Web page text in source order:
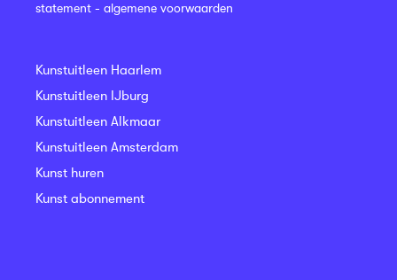
statement - algemene voorwaarden
Kunstuitleen Haarlem
Kunstuitleen IJburg
Kunstuitleen Alkmaar
Kunstuitleen Amsterdam
Kunst huren
Kunst abonnement